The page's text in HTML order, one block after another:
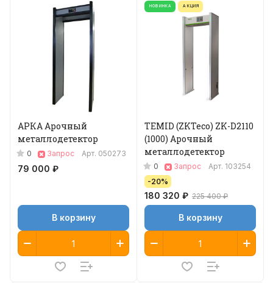
АРКА Арочный
металлодетектор
0 Запрос Арт. 050273
79 000 ₽
В корзину
НОВИНКА АКЦИЯ
TEMID (ZKTeco) ZK-D2110
(1000) Арочный
металлодетектор
0 Запрос Арт. 103254
-20%
180 320 ₽ 225 400 ₽
В корзину